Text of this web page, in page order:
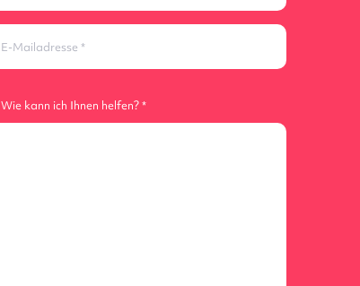
E-Mailadresse
Wie kann ich Ihnen helfen?